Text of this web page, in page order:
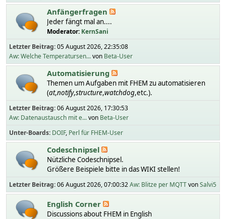
Anfängerfragen
Jeder fängt mal an....
Moderator: KernSani
Letzter Beitrag:05 August 2026, 22:35:08
Aw: Welche Temperatursen...von Beta-User
Automatisierung
Themen um Aufgaben mit FHEM zu automatisieren
(at,notify,structure,watchdog,etc.).
Letzter Beitrag:06 August 2026, 17:30:53
Aw: Datenaustausch mit e...von Beta-User
Unter-Boards DOIF Perl für FHEM-User
Codeschnipsel
Nützliche Codeschnipsel.
Größere Beispiele bitte in das WIKI stellen!
Letzter Beitrag:06 August 2026, 07:00:32Aw: Blitze per MQTTvonSalvi5
English Corner
Discussions about FHEM in English